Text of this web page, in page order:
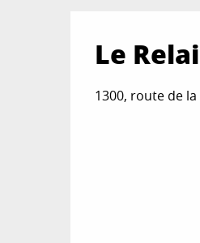
Le
1300, route de